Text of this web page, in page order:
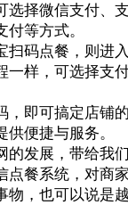
选择微信支付、
等方式。
扫码点餐，则进
一样，可选择支
，即可搞定店铺
供便捷与服务。
的发展，带给我
点餐系统，对商
物，也可以说是